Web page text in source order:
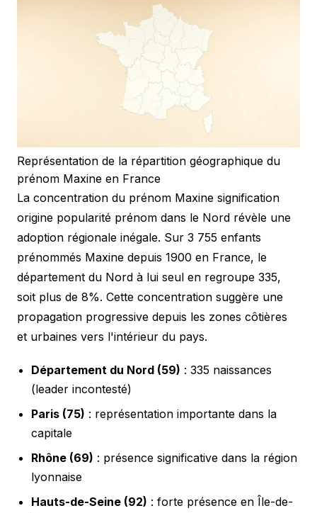
Représentation de la répartition géographique du
prénom Maxine en France
La concentration du prénom Maxine signification
origine popularité prénom dans le Nord révèle une
adoption régionale inégale. Sur 3 755 enfants
prénommés Maxine depuis 1900 en France, le
département du Nord à lui seul en regroupe 335,
soit plus de 8%. Cette concentration suggère une
propagation progressive depuis les zones côtières
et urbaines vers l'intérieur du pays.
Département du Nord (59) : 335 naissances
(leader incontesté)
Paris (75) : représentation importante dans la
capitale
Rhône (69) : présence significative dans la région
lyonnaise
Hauts-de-Seine (92) : forte présence en Île-de-